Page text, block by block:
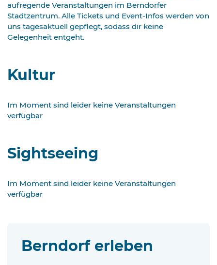
aufregende Veranstaltungen im Berndorfer
Stadtzentrum. Alle Tickets und Event-Infos werden von
uns tagesaktuell gepflegt, sodass dir keine
Gelegenheit entgeht.
Kultur
Im Moment sind leider keine Veranstaltungen
verfügbar
Sightseeing
Im Moment sind leider keine Veranstaltungen
verfügbar
Berndorf erleben